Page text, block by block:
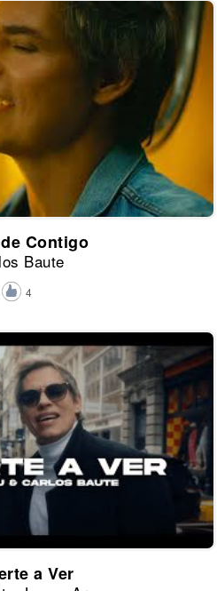
Contigo
Baute
4
a Ver